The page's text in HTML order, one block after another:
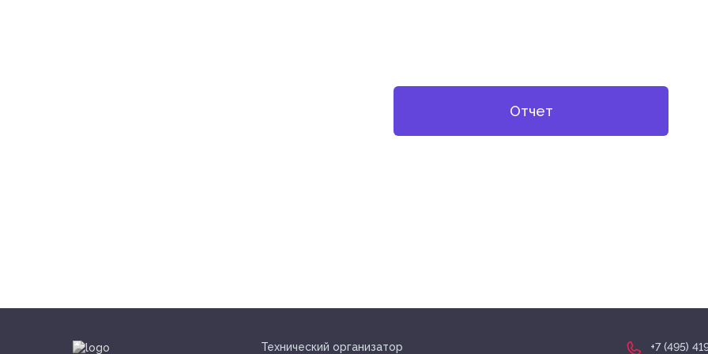
Отчет
Технический организатор +7 (495)